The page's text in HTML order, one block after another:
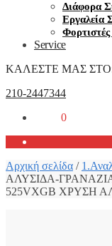
Διάφορα
Εργαλεία
Service
ΚΑΛΕΣΤΕ ΜΑΣ
210-2447344
0
Αρχική σελίδα /
ΑΛΥΣΙΔΑ-ΓΡΑΝΑΖΙΑ
525VXGB ΧΡΥΣΗ